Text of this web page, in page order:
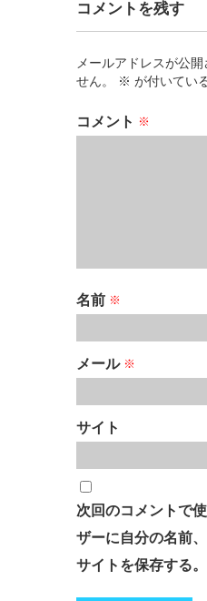
コメントを残す
メールアドレスが公
せん。
※ が付いてい
コメント ※
名前 ※
メール ※
サイト
次回のコメントで
ザーに自分の名前
サイトを保存する。